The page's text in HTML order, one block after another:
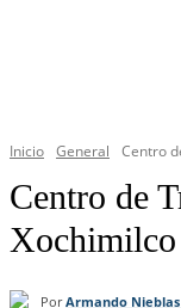
Inicio General Centro
Centro de
Xochimilco
Por Armando